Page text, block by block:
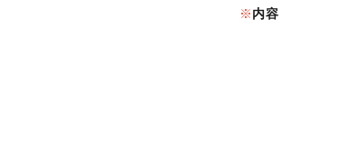
内容